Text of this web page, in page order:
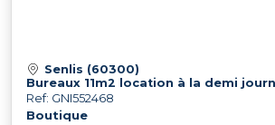
Senlis (60300)
Ref: GNI552468
Boutique